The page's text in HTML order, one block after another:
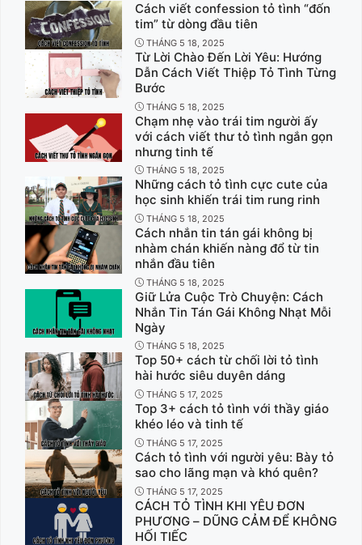
Cách viết confession tỏ tình “đốn
tim” từ dòng đầu tiên
THÁNG 5 18, 2025
Từ Lời Chào Đến Lời Yêu: Hướng
Dẫn Cách Viết Thiệp Tỏ Tình Từng
Bước
THÁNG 5 18, 2025
Chạm nhẹ vào trái tim người ấy
với cách viết thư tỏ tình ngắn gọn
nhưng tinh tế
THÁNG 5 18, 2025
Những cách tỏ tình cực cute của
học sinh khiến trái tim rung rinh
THÁNG 5 18, 2025
Cách nhắn tin tán gái không bị
nhàm chán khiến nàng đổ từ tin
nhắn đầu tiên
THÁNG 5 18, 2025
Giữ Lửa Cuộc Trò Chuyện: Cách
Nhắn Tin Tán Gái Không Nhạt Mỗi
Ngày
THÁNG 5 18, 2025
Top 50+ cách từ chối lời tỏ tình
hài hước siêu duyên dáng
THÁNG 5 17, 2025
Top 3+ cách tỏ tình với thầy giáo
khéo léo và tinh tế
THÁNG 5 17, 2025
Cách tỏ tình với người yêu: Bày tỏ
sao cho lãng mạn và khó quên?
THÁNG 5 17, 2025
CÁCH TỎ TÌNH KHI YÊU ĐƠN
PHƯƠNG – DŨNG CẢM ĐỂ KHÔNG
HỐI TIẾC